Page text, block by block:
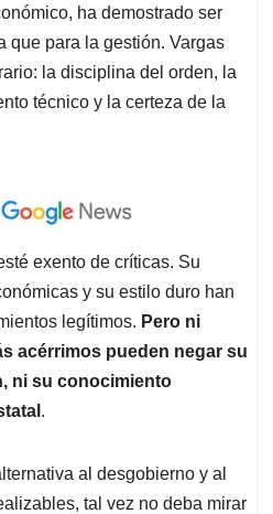
ha demostrado ser
que para la gestión. Vargas
la disciplina del orden, la
técnico y la certeza de la
exento de críticas. Su
y su estilo duro han
legítimos. Pero ni
acérrimos pueden negar su
ni su conocimiento
.
al desgobierno y al
tal vez no deba mirar